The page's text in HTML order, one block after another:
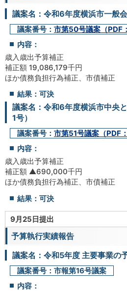
議案名：令和6年度横浜市一般
議案番号： 市第50号議案（PDF
内容：
歳入歳出予算補正
補正額 19,086,179千円
ほか債務負担行為補正、市債補正
結果：可決
議案名：令和6年度横浜市中央
1号）
議案番号： 市第51号議案（PDF
内容：
歳入歳出予算補正
補正額 ▲690,000千円
ほか債務負担行為補正、市債補正
結果：可決
9月25日提出
予算執行実績報告
議案名：令和5年度 主要事業の
議案番号：市報第16号議案
内容：